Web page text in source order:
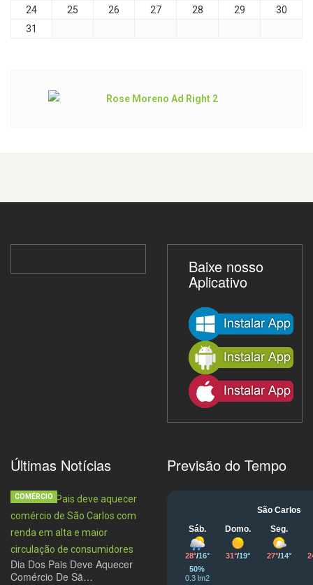
24
25 26 27 28 29
30
31
Baixe nosso
Aplicativo
Últimas Notícias
Dia Dos Pais Deve Aquecer
Comércio De Sã…
COMÉRCIO
Previsão do Tempo